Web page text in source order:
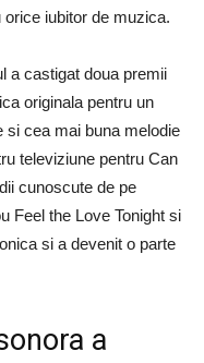
iubitor de muzica.
a castigat doua premii
originala pentru un
si cea mai buna melodie
televiziune pentru Can
cunoscute de pe
Feel the Love Tonight si
si a devenit o parte
a